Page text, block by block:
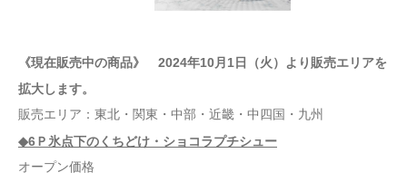
《現在販売中の商品》
2024年10月1日（火）より販売エリアを
拡大します。
販売エリア：東北・関東・中部・近畿・中四国・九州
◆6Ｐ氷点下のくちどけ・ショコラプチシュー
オープン価格